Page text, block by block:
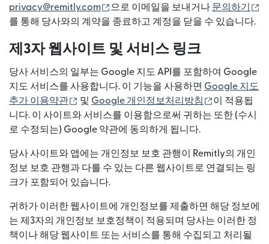
privacy@remitly.com
(새 창에서 열림)
으로 이메일을 보내거나 문의하기
를 통해 당사와의 계약을 종료하고 계정을 닫을 수 있습니다.
제3자 웹사이트 및 서비스 링크
당사 서비스의 일부는 Google 지도 API를 포함하여 Google
지도 서비스를 사용합니다. 이 기능을 사용하면 Google 지도
추가 이용약관
(새 창에서 열림)
및 Google 개인정보처리방침 (새 창에서
이 적용됩
니다. 이 사이트와 서비스를 이용함으로써 귀하는 또한 (수시
로 수정되는) Google 약관에 동의하게 됩니다.
당사 사이트와 앱에는 개인정보 보호 관행이 Remitly의 개인
정보 보호 관행과 다를 수 있는 다른 웹사이트로 연결되는 링
크가 포함되어 있습니다.
귀하가 이러한 웹사이트에 개인정보를 제출하면 해당 정보에
는 제3자의 개인정보 보호정책이 적용되며 당사는 이러한 정
책이나 해당 웹사이트 또는 서비스를 통해 수집되고 처리될